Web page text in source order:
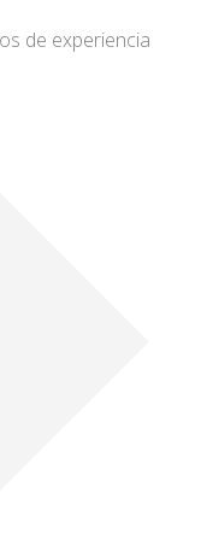
de experiencia